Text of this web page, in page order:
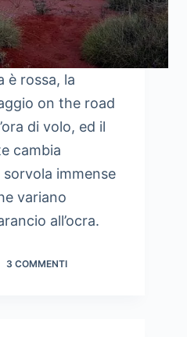
è rossa, la
on the road
di volo, ed il
cambia
sorvola immense
variano
all’ocra.
3 COMMENTI